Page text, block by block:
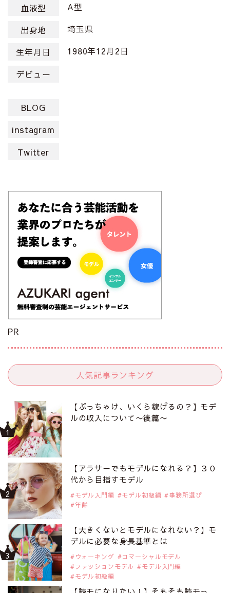
血液型
A型
出身地 埼玉県
生年月日 1980年12月2日
デビュー
BLOG
instagram
Twitter
PR
人気記事ランキング
【ぶっちゃけ、いくら稼げるの？】モデ
ルの収入について〜後篇〜
【アラサーでもモデルになれる？】３０
代から目指すモデル
モデル入門編 モデル初級編
事務所選び
年齢
【大きくないとモデルになれない？】モ
デルに必要な身長基準とは
ウォーキング
コマーシャルモデル
ファッションモデル
モデル入門編
モデル初級編